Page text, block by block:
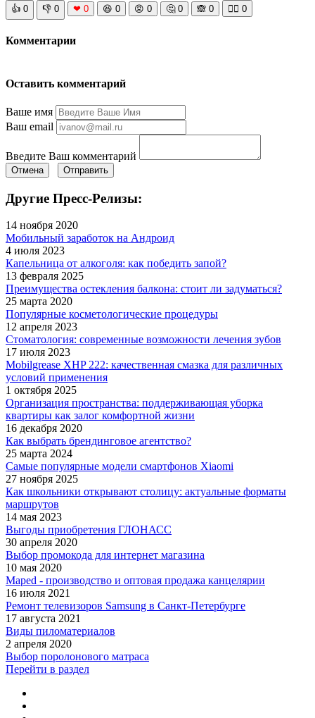
👍 0 👎 0 ❤ 0 😆 0 😡 0 🤔 0 🙈 0 🧘‍♀️ 0
Комментарии
Оставить комментарий
Ваше имя
Ваш email
Введите Ваш комментарий
Отмена Отправить
Другие Пресс-Релизы:
14 ноября 2020
Мобильный заработок на Андроид
4 июля 2023
Капельница от алкоголя: как победить запой?
13 февраля 2025
Преимущества остекления балкона: стоит ли задуматься?
25 марта 2020
Популярные косметологические процедуры
12 апреля 2023
Стоматология: современные возможности лечения зубов
17 июля 2023
Mobilgrease XHP 222: качественная смазка для различных
условий применения
1 октября 2025
Организация пространства: поддерживающая уборка
квартиры как залог комфортной жизни
16 декабря 2020
Как выбрать брендинговое агентство?
25 марта 2024
Самые популярные модели смартфонов Xiaomi
27 ноября 2025
Как школьники открывают столицу: актуальные форматы
маршрутов
14 мая 2023
Выгоды приобретения ГЛОНАСС
30 апреля 2020
Выбор промокода для интернет магазина
10 мая 2020
Maped - производство и оптовая продажа канцелярии
16 июля 2021
Ремонт телевизоров Samsung в Санкт-Петербурге
17 августа 2021
Виды пиломатериалов
2 апреля 2020
Выбор поролонового матраса
Перейти в раздел